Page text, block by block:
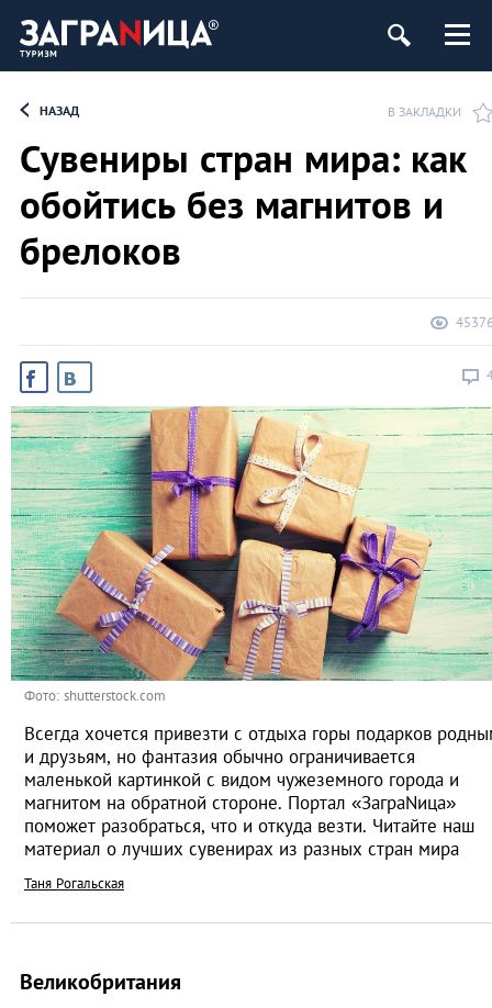
НАЗАД В ЗАКЛАДКИ
Сувениры стран мира: как
обойтись без магнитов и
брелоков
Фото: shutterstock.com
Всегда хочется привезти с отдыха горы подарков
и друзьям, но фантазия обычно ограничивается
маленькой картинкой с видом чужеземного города и
магнитом на обратной стороне. Портал «ЗаграNица»
поможет разобраться, что и откуда везти. Читайте наш
материал о лучших сувенирах из разных стран мира
Таня Рогальская
Великобритания